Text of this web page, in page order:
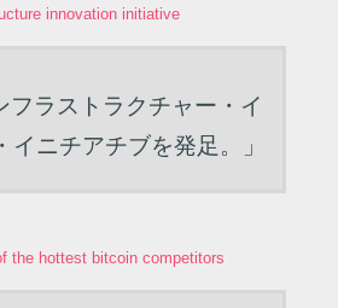
innovation initiative
フラストラクチャー・イ
イニチアチブを発足。」
the hottest bitcoin competitors